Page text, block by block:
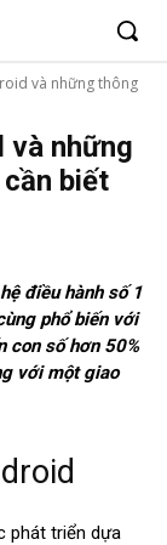
và những thông
và những
biết
điều hành số 1
phổ biến với
con số hơn 50%
với một giao
phát triển dựa